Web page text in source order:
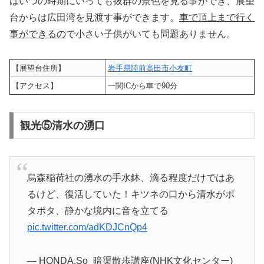
台からは広田湾を見渡す事ができます。 車で頂上まで行く
事ができるので小さい子供がいても問題ありません。
【展望台住所】
岩手県陸前高田市小友町
【アクセス】
一関ICから車で90分
観光⑤清水の湧口
烏森稲荷社の湧水の手水鉢、滴る程度だけではあ
るけど、復活していた！キツネの口から清水がポ
タポタ、静かな境内に音を立てる
pic.twitter.com/adKDJCnQp4
— HONDA,So_暗渠散歩講座(NHK文化センター)